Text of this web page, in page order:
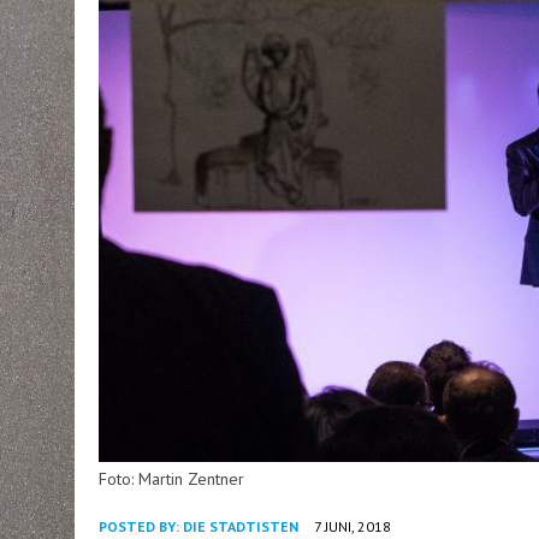
Foto: Martin Zentner
POSTED BY: DIE STADTISTEN 7 JUNI, 2018